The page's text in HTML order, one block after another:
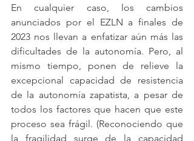
En cualquier caso, los cambios
anunciados por el EZLN a finales de
2023 nos llevan a enfatizar aún más las
dificultades de la autonomía. Pero, al
mismo tiempo, ponen de relieve la
excepcional capacidad de resistencia
de la autonomía zapatista, a pesar de
todos los factores que hacen que este
proceso sea frágil. (Reconociendo que
la fragilidad surge de la capacidad